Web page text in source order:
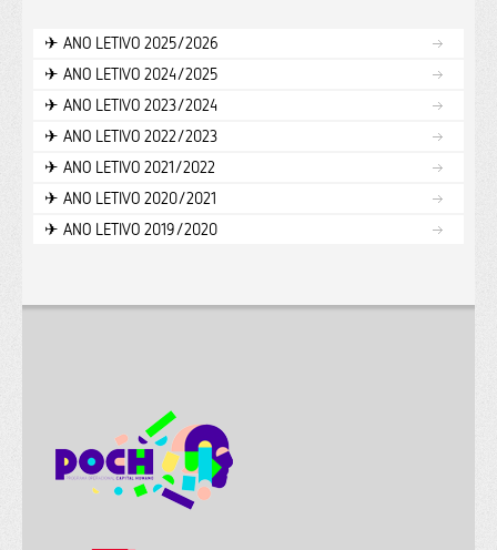
✈︎ ANO LETIVO 2025/2026
✈︎ ANO LETIVO 2024/2025
✈︎ ANO LETIVO 2023/2024
✈︎ ANO LETIVO 2022/2023
✈︎ ANO LETIVO 2021/2022
✈︎ ANO LETIVO 2020/2021
✈︎ ANO LETIVO 2019/2020